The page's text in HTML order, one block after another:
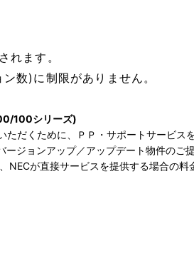
ます。
数)に制限がありません。
100シリーズ)
ただくために、ＰＰ・サポートサービス
ジョンアップ／アップデート物件のご
NECが直接サービスを提供する場合の